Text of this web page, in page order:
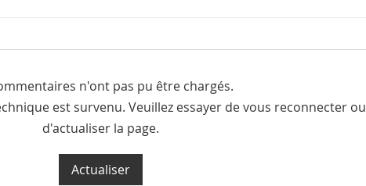
n'ont pas pu être chargés.
est survenu. Veuillez essayer de vous reconnecter ou
d'actualiser la page.
Actualiser